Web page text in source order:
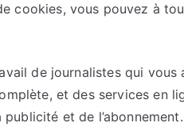
cookies, vous pouvez à
de journalistes qui vous
et des services en
et de l’abonnement.